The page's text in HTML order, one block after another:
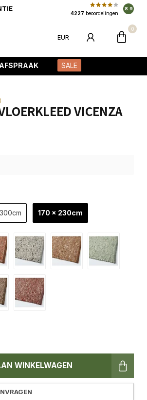
4227 beoordelingen
8.9
EUR
0
SALE
VICENZA
170 x 230cm
WINKELWAGEN